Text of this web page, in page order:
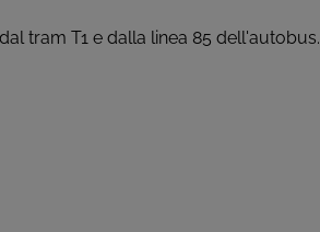
tram T1 e dalla linea 85 dell'autobus.